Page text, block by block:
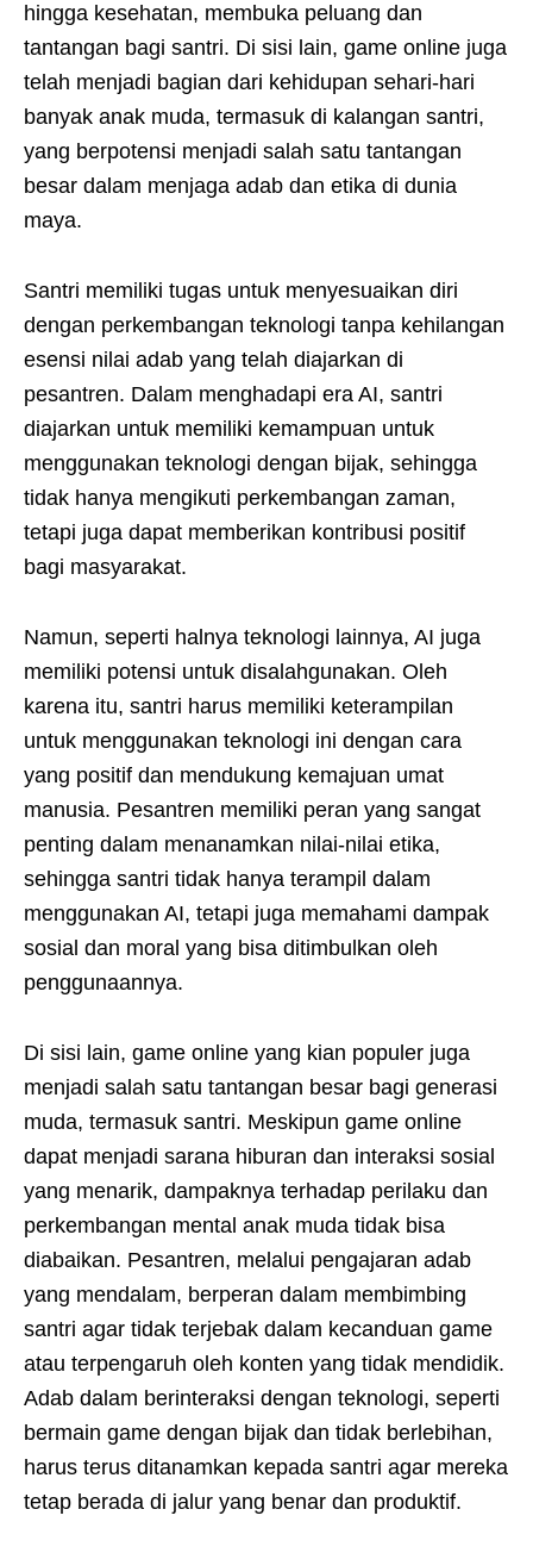
hingga kesehatan, membuka peluang dan
tantangan bagi santri. Di sisi lain, game online juga
telah menjadi bagian dari kehidupan sehari-hari
banyak anak muda, termasuk di kalangan santri,
yang berpotensi menjadi salah satu tantangan
besar dalam menjaga adab dan etika di dunia
maya.
Santri memiliki tugas untuk menyesuaikan diri
dengan perkembangan teknologi tanpa kehilangan
esensi nilai adab yang telah diajarkan di
pesantren. Dalam menghadapi era AI, santri
diajarkan untuk memiliki kemampuan untuk
menggunakan teknologi dengan bijak, sehingga
tidak hanya mengikuti perkembangan zaman,
tetapi juga dapat memberikan kontribusi positif
bagi masyarakat.
Namun, seperti halnya teknologi lainnya, AI juga
memiliki potensi untuk disalahgunakan. Oleh
karena itu, santri harus memiliki keterampilan
untuk menggunakan teknologi ini dengan cara
yang positif dan mendukung kemajuan umat
manusia. Pesantren memiliki peran yang sangat
penting dalam menanamkan nilai-nilai etika,
sehingga santri tidak hanya terampil dalam
menggunakan AI, tetapi juga memahami dampak
sosial dan moral yang bisa ditimbulkan oleh
penggunaannya.
Di sisi lain, game online yang kian populer juga
menjadi salah satu tantangan besar bagi generasi
muda, termasuk santri. Meskipun game online
dapat menjadi sarana hiburan dan interaksi sosial
yang menarik, dampaknya terhadap perilaku dan
perkembangan mental anak muda tidak bisa
diabaikan. Pesantren, melalui pengajaran adab
yang mendalam, berperan dalam membimbing
santri agar tidak terjebak dalam kecanduan game
atau terpengaruh oleh konten yang tidak mendidik.
Adab dalam berinteraksi dengan teknologi, seperti
bermain game dengan bijak dan tidak berlebihan,
harus terus ditanamkan kepada santri agar mereka
tetap berada di jalur yang benar dan produktif.